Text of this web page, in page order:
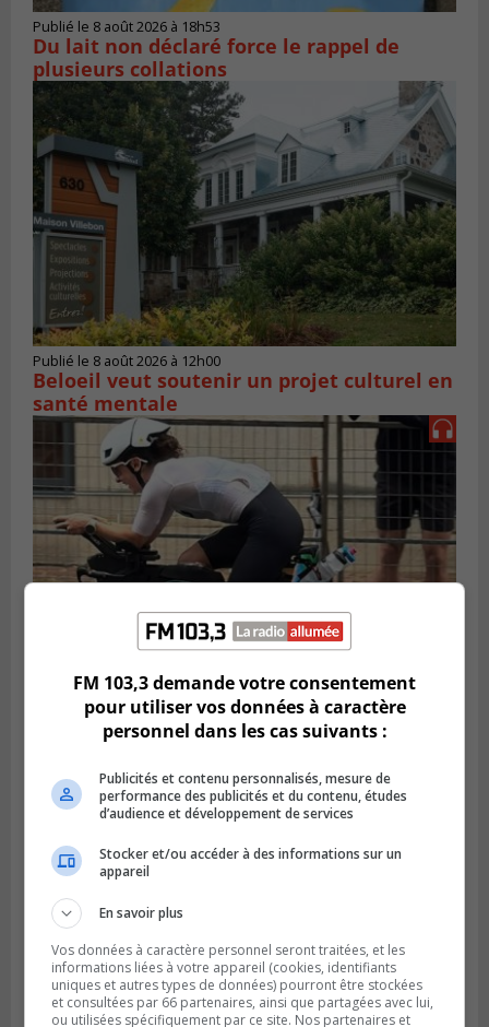
Publié le 8 août 2026 à 18h53
Du lait non déclaré force le rappel de
plusieurs collations
Publié le 8 août 2026 à 12h00
Beloeil veut soutenir un projet culturel en
santé mentale
SAINT-LAMBERT
Publié le 5 août 2026 à 08h23
De la fibrose kystique à l’Ironman : le
FM 103,3 demande votre consentement
pour utiliser vos données à caractère
personnel dans les cas suivants :
Publicités et contenu personnalisés, mesure de
performance des publicités et du contenu, études
d’audience et développement de services
Stocker et/ou accéder à des informations sur un
appareil
En savoir plus
Vos données à caractère personnel seront traitées, et les
informations liées à votre appareil (cookies, identifiants
uniques et autres types de données) pourront être stockées
et consultées par 66 partenaires, ainsi que partagées avec lui,
ou utilisées spécifiquement par ce site. Nos partenaires et